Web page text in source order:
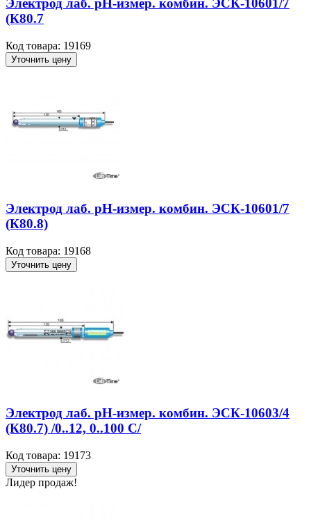
Электрод лаб. рН-измер. комбин. ЭСК-10601/7
(К80.7
Код товара: 19169
Уточнить цену
Электрод лаб. рН-измер. комбин. ЭСК-10601/7
(К80.8)
Код товара: 19168
Уточнить цену
Электрод лаб. рН-измер. комбин. ЭСК-10603/4
(К80.7) /0..12, 0..100 С/
Код товара: 19173
Уточнить цену
Лидер продаж!